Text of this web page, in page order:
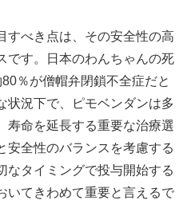
すべき点は、その安全性の高
です。日本のわんちゃんの死
％が僧帽弁閉鎖不全症だと
状況下で、ピモベンダンは多
寿命を延長する重要な治療選
安全性のバランスを考慮する
なタイミングで投与開始する
いてきわめて重要と言えるで